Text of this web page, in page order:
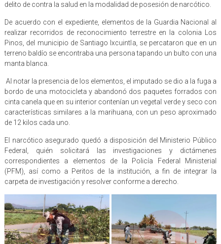
delito de contra la salud en la modalidad de posesión de narcótico.
De acuerdo con el expediente, elementos de la Guardia Nacional al
realizar recorridos de reconocimiento terrestre en la colonia Los
Pinos, del municipio de Santiago Ixcuintla, se percataron que en un
terreno baldío se encontraba una persona tapando un bulto con una
manta blanca.
Al notar la presencia de los elementos, el imputado se dio a la fuga a
bordo de una motocicleta y abandonó dos paquetes forrados con
cinta canela que en su interior contenían un vegetal verde y seco con
características similares a la marihuana, con un peso aproximado
de 12 kilos cada uno.
El narcótico asegurado quedó a disposición del Ministerio Público
Federal, quién solicitará las investigaciones y dictámenes
correspondientes a elementos de la Policía Federal Ministerial
(PFM), así como a Peritos de la institución, a fin de integrar la
carpeta de investigación y resolver conforme a derecho.